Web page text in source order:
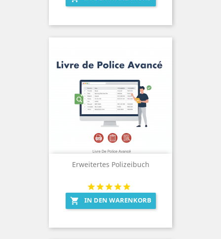
Erweitertes Polizeibuch
 IN DEN WARENKORB